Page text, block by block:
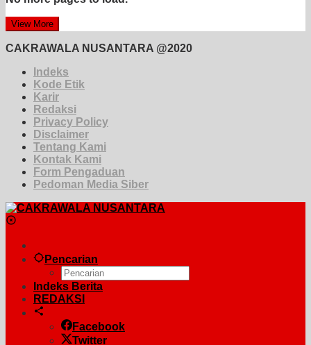
View More
CAKRAWALA NUSANTARA @2020
Indeks
Kode Etik
Karir
Redaksi
Privacy Policy
Disclaimer
Tentang Kami
Kontak Kami
Form Pengaduan
Pedoman Media Siber
Pencarian
Indeks Berita
REDAKSI
Facebook
Twitter